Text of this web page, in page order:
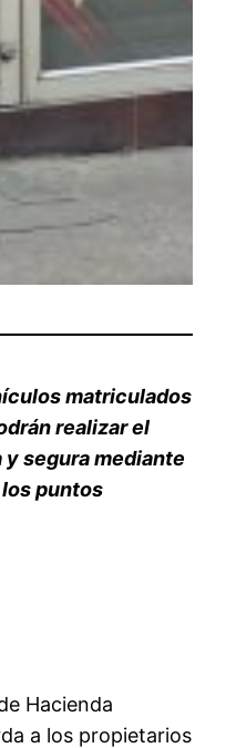
matriculados
realizar el
y segura mediante
puntos
Hacienda
a los propietarios